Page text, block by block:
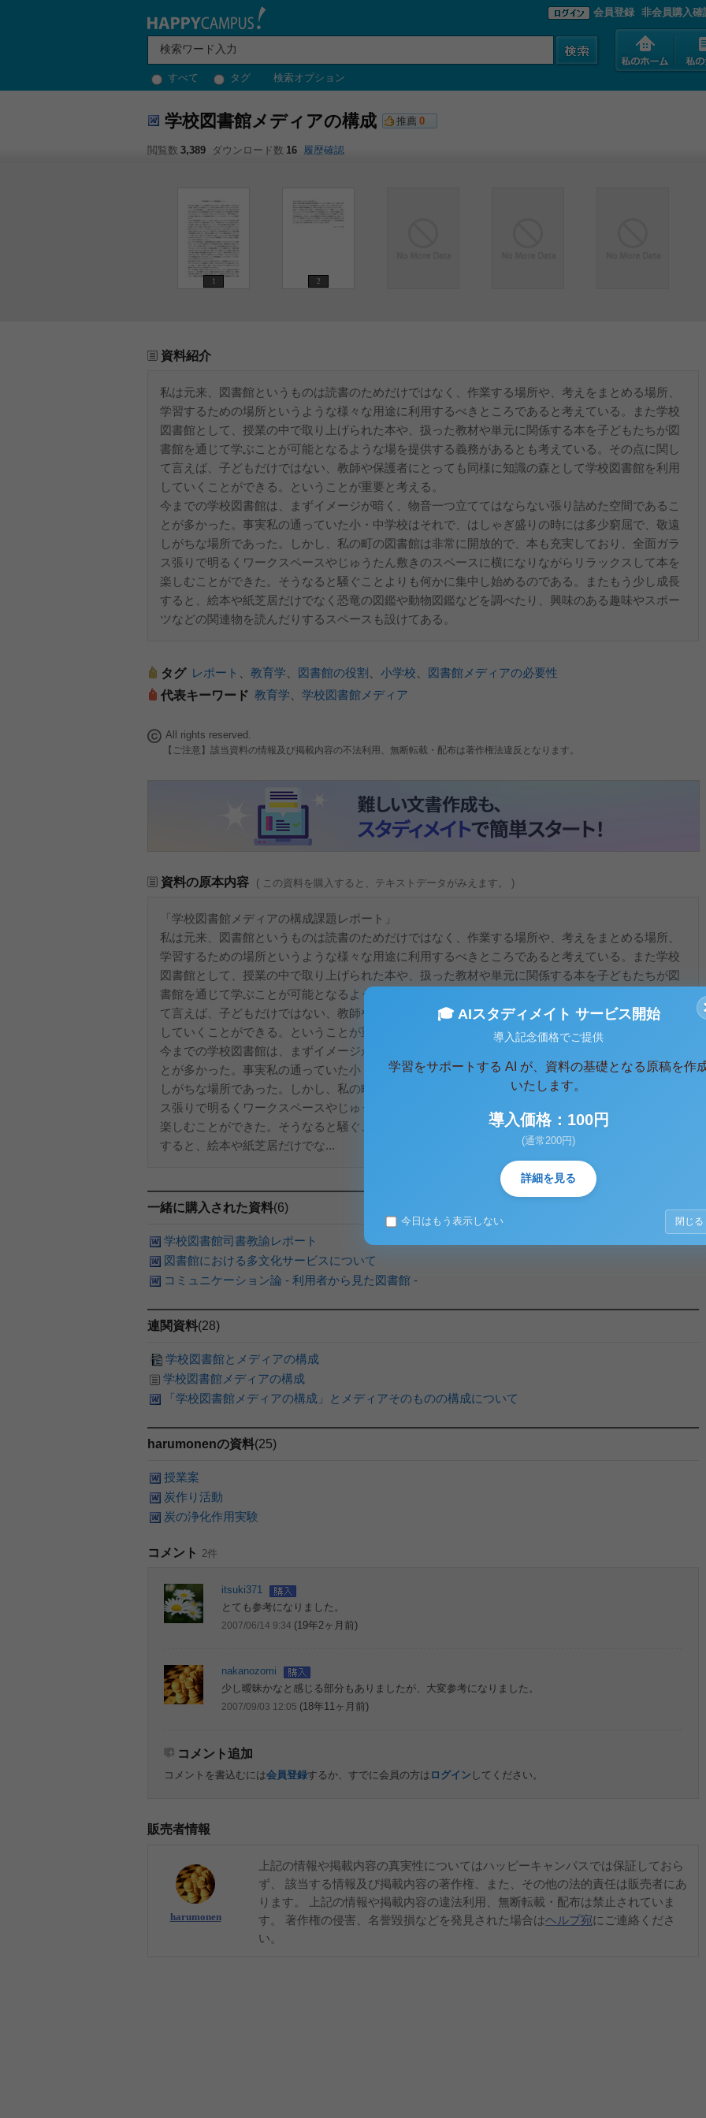
すべて タグ 検索オプション
会員登録 非会員購入確
学校図書館メディアの構成 推薦 0
閲覧数 3,389 ダウンロード数 16 履歴確認
1 2
資料紹介
私は元来、図書館というものは読書のためだけではなく、作業する場所や、考えをまとめる場所、
学習するための場所というような様々な用途に利用するべきところであると考えている。また学校
図書館として、授業の中で取り上げられた本や、扱った教材や単元に関係する本を子どもたちが図
書館を通じて学ぶことが可能となるような場を提供する義務があるとも考えている。その点に関し
て言えば、子どもだけではない、教師や保護者にとっても同様に知識の森として学校図書館を利用
していくことができる。ということが重要と考える。
今までの学校図書館は、まずイメージが暗く、物音一つ立ててはならない張り詰めた空間であるこ
とが多かった。事実私の通っていた小・中学校はそれで、はしゃぎ盛りの時には多少窮屈で、敬遠
しがちな場所であった。しかし、私の町の図書館は非常に開放的で、本も充実しており、全面ガラ
ス張りで明るくワークスペースやじゅうたん敷きのスペースに横になりながらリラックスして本を
楽しむことができた。そうなると騒ぐことよりも何かに集中し始めるのである。またもう少し成長
すると、絵本や紙芝居だけでなく恐竜の図鑑や動物図鑑などを調べたり、興味のある趣味やスポー
ツなどの関連物を読んだりするスペースも設けてある。
タグ レポート 教育学 図書館の役割 小学校
図書館メディアの必要性
代表キーワード 教育学 学校図書館メディア
All rights reserved.
【ご注意】該当資料の情報及び掲載内容の不法利用、無断転載・配布は著作権法違反となります。
資料の原本内容 ( この資料を購入すると、テキストデータがみえます。 )
「学校図書館メディアの構成課題レポート」
私は元来、図書館というものは読書のためだけではなく、作業する場所や、考えをまとめる場所、
学習するための場所というような様々な用途に利用するべきところであると考えている。また学校
図書館として、授業の中で取り上げられた本や、扱った教材や単元に関係する本を子どもたちが図
書館を通じて学ぶことが可能となるような場を提供する義務があるとも考えている。その点に関し
て言えば、子どもだけではない、教師や保護者にとっても同様に知識の森として学校図書館を利用
していくことができる。ということが重要と考える。
今までの学校図書館は、まずイメージが暗く、物音一つ立ててはならない張り詰めた空間であるこ
とが多かった。事実私の通っていた小・中学校はそれで、はしゃぎ盛りの時には多少窮屈で、敬遠
しがちな場所であった。しかし、私の町の図書館は非常に開放的で、本も充実しており、全面ガラ
ス張りで明るくワークスペースやじゅうたん敷きのスペースに横になりながらリラックスして本を
楽しむことができた。そうなると騒ぐことよりも何かに集中し始めるのである。またもう少し成長
すると、絵本や紙芝居だけでな...
一緒に購入された資料(6)
学校図書館司書教諭レポート
図書館における多文化サービスについて
コミュニケーション論 - 利用者から見た図書館 -
連関資料(28)
学校図書館とメディアの構成
学校図書館メディアの構成
「学校図書館メディアの構成」とメディアそのものの構成について
harumonenの資料(25)
授業案
炭作り活動
炭の浄化作用実験
コメント 2件
itsuki371
とても参考になりました。
2007/06/14 9:34 (19年2ヶ月前)
nakanozomi
少し曖昧かなと感じる部分もありましたが、大変参考になりました。
2007/09/03 12:05 (18年11ヶ月前)
コメント追加
コメントを書込むには会員登録するか、すでに会員の方は ログイン してください。
販売者情報
harumonen
上記の情報や掲載内容の真実性についてはハッピーキャンパスでは保証しておら
ず、 該当する情報及び掲載内容の著作権、また、その他の法的責任は販売者にあ
ります。 上記の情報や掲載内容の違法利用、無断転載・配布は禁止されていま
す。 著作権の侵害、名誉毀損などを発見された場合はヘルプ宛にご連絡くださ
い。
🎓 AIスタディメイト サービス開始
導入記念価格でご提供
学習をサポートする AI が、資料の基礎となる原稿を作
いたします。
導入価格：100円
(通常200円)
詳細を見る
今日はもう表示しない 閉じる